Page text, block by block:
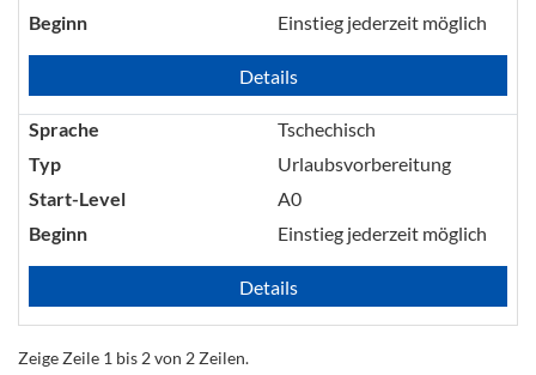
Beginn
Einstieg jederzeit möglich
Details
Sprache
Tschechisch
Typ
Urlaubsvorbereitung
Start-Level
A0
Beginn
Einstieg jederzeit möglich
Details
Zeige Zeile 1 bis 2 von 2 Zeilen.